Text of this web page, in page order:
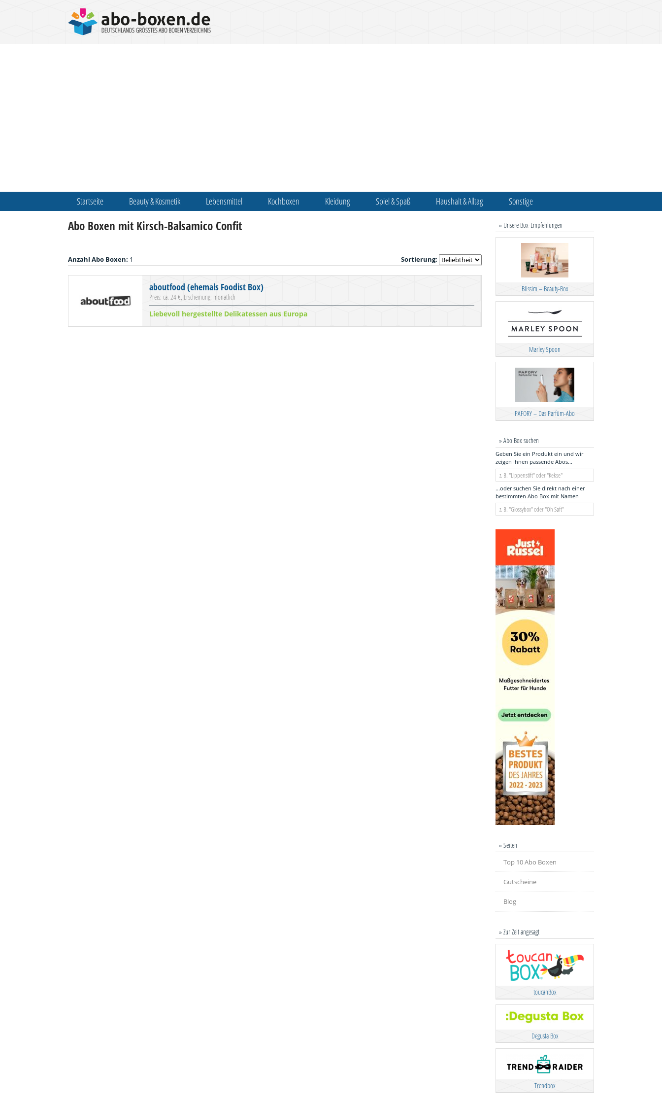
Startseite Beauty & Kosmetik Lebensmittel Kochboxen Kleidung Spiel & Spaß Haushalt & Alltag Sonstige
Abo Boxen mit Kirsch-Balsamico Confit
Anzahl Abo Boxen: 1 Sortierung:
aboutfood (ehemals Foodist Box)
Preis: ca. 24 €, Erscheinung: monatlich
Liebevoll hergestellte Delikatessen aus Europa
» Unsere Box-Empfehlungen
Blissim – Beauty-Box
Marley Spoon
PAFORY – Das Parfüm-Abo
» Abo Box suchen
Geben Sie ein Produkt ein und wir
zeigen Ihnen passende Abos...
...oder suchen Sie direkt nach einer
bestimmten Abo Box mit Namen
» Seiten
Top 10 Abo Boxen
Gutscheine
Blog
» Zur Zeit angesagt
toucanBox
Degusta Box
Trendbox